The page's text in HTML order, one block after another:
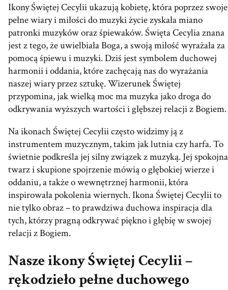
Ikony Świętej Cecylii ukazują kobietę, która poprzez swoje
pełne wiary i miłości do muzyki życie zyskała miano
patronki muzyków oraz śpiewaków. Święta Cecylia znana
jest z tego, że uwielbiała Boga, a swoją miłość wyrażała za
pomocą śpiewu i muzyki. Dziś jest symbolem duchowej
harmonii i oddania, które zachęcają nas do wyrażania
naszej wiary przez sztukę. Wizerunek Świętej
przypomina, jak wielką moc ma muzyka jako droga do
odkrywania wyższych wartości i głębszej relacji z Bogiem.
Na ikonach Świętej Cecylii często widzimy ją z
instrumentem muzycznym, takim jak lutnia czy harfa. To
świetnie podkreśla jej silny związek z muzyką. Jej spokojna
twarz i skupione spojrzenie mówią o głębokiej wierze i
oddaniu, a także o wewnętrznej harmonii, która
inspirowała pokolenia wiernych. Ikona Świętej Cecylii to
nie tylko obraz – to prawdziwa duchowa inspiracja dla
tych, którzy pragną odkrywać piękno i głębię w swojej
relacji z Bogiem.
Nasze ikony Świętej Cecylii –
rękodzieło pełne duchowego